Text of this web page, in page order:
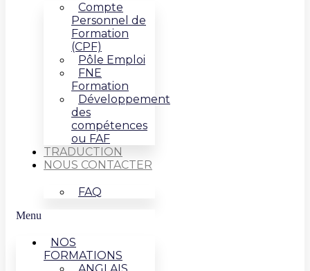
Compte
Personnel de
Formation
(CPF)
Pôle Emploi
FNE
Formation
Développement
des
compétences
ou FAF
TRADUCTION
NOUS CONTACTER
FAQ
Menu
NOS
FORMATIONS